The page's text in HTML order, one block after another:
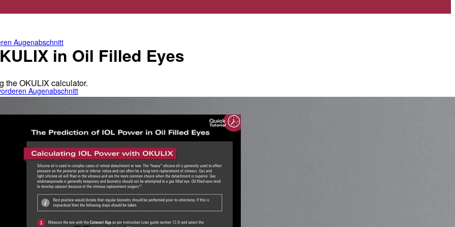
von Drittanbietern
Augenabschnitt
Augenabschnitt
in Oil Filled Eyes
the OKULIX calculator.